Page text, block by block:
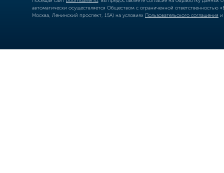
автоматически осуществляется Обществом с ограниченной
Москва, Ленинский проспект, 15А) на условиях Пользовательского соглашения и